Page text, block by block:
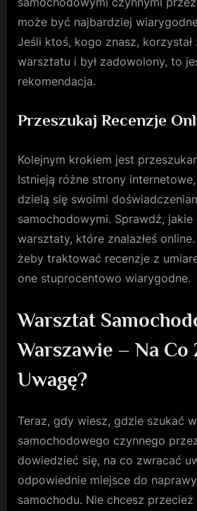
może być najbardziej
Jeśli ktoś, kogo znasz, korzystał
warsztatu i był zadowolony, to
rekomendacja.
Przeszukaj Recenzje
Kolejnym krokiem jest
Istnieją różne strony
dzielą się swoimi
samochodowymi. Sprawdź, jakie
warsztaty, które znalazłeś
żeby traktować recenzje z
one stuprocentowo wiarygodne.
Warsztat
Warszawie – Na Co
Uwagę?
Teraz, gdy wiesz, gdzie szukać
samochodowego czynnego
dowiedzieć się, na co zwracać
odpowiednie miejsce do
samochodu. Nie chcesz